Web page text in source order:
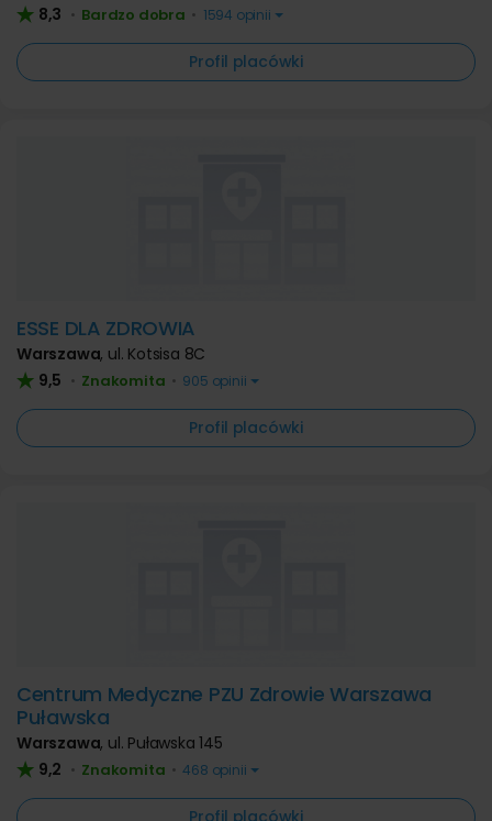
8,3 • Bardzo dobra • 1594 opinii
Profil placówki
ESSE DLA ZDROWIA
Warszawa, ul. Kotsisa 8C
9,5 • Znakomita • 905 opinii
Profil placówki
Centrum Medyczne PZU Zdrowie Warszawa
Puławska
Warszawa, ul. Puławska 145
9,2 • Znakomita • 468 opinii
Profil placówki